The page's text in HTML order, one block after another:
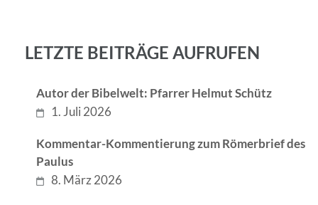
LETZTE BEITRÄGE AUFRUFEN
Autor der Bibelwelt: Pfarrer Helmut Schütz
1. Juli 2026
Kommentar-Kommentierung zum Römerbrief des
Paulus
8. März 2026